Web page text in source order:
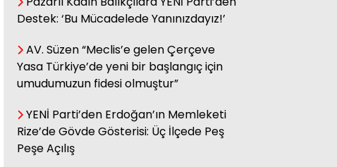
Mücadele arkadaşımız
yoldaşımız TC Sinan Kutay
sağ olsun.
CHP RİZE MİTİNGİ: SAHİBİNİN
SESİ
Destek: ‘Bu Mücadelede Yanınızdayız!’
AV. Süzen “Meclis’e gelen Çerçeve
Yasa Türkiye’de yeni bir başlangıç için
umudumuzun fidesi olmuştur”
YENİ Parti’den Erdoğan’ın Memleketi
Rize’de Gövde Gösterisi: Üç İlçede Peş
Peşe Açılış